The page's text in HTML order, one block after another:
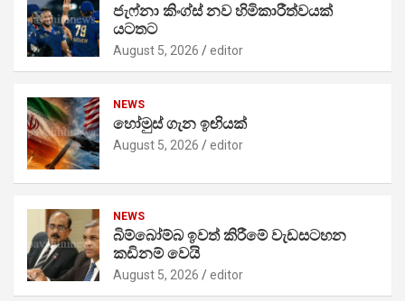
ජැෆ්නා කිංග්ස් නව හිමිකාරීත්වයක්
යටතට
August 5, 2026 editor
NEWS
හෝමුස් ගැන ඉඟියක්
August 5, 2026 editor
NEWS
බිම්බෝම්බ ඉවත් කිරීමේ වැඩසටහන
කඩිනම් වෙයි
August 5, 2026 editor